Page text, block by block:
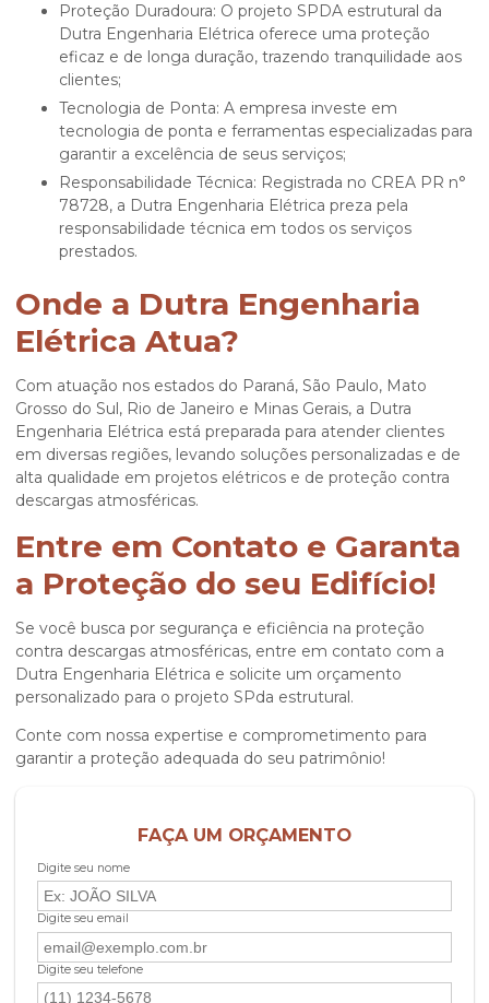
Proteção Duradoura: O projeto SPDA estrutural da
Dutra Engenharia Elétrica oferece uma proteção
eficaz e de longa duração, trazendo tranquilidade aos
clientes;
Tecnologia de Ponta: A empresa investe em
tecnologia de ponta e ferramentas especializadas para
garantir a excelência de seus serviços;
Responsabilidade Técnica: Registrada no CREA PR n°
78728, a Dutra Engenharia Elétrica preza pela
responsabilidade técnica em todos os serviços
prestados.
Onde a Dutra Engenharia
Elétrica Atua?
Com atuação nos estados do Paraná, São Paulo, Mato
Grosso do Sul, Rio de Janeiro e Minas Gerais, a Dutra
Engenharia Elétrica está preparada para atender clientes
em diversas regiões, levando soluções personalizadas e de
alta qualidade em projetos elétricos e de proteção contra
descargas atmosféricas.
Entre em Contato e Garanta
a Proteção do seu Edifício!
Se você busca por segurança e eficiência na proteção
contra descargas atmosféricas, entre em contato com a
Dutra Engenharia Elétrica e solicite um orçamento
personalizado para o projeto SPda estrutural.
Conte com nossa expertise e comprometimento para
garantir a proteção adequada do seu patrimônio!
FAÇA UM ORÇAMENTO
Digite seu nome
Digite seu email
Digite seu telefone